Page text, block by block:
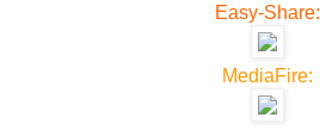
Easy-Share:
MediaFire: